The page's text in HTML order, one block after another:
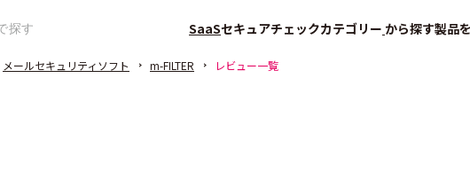
SaaSセキュアチェックカテゴリー から探す製品
メールセキュリティソフト m-FILTER レビュー一覧